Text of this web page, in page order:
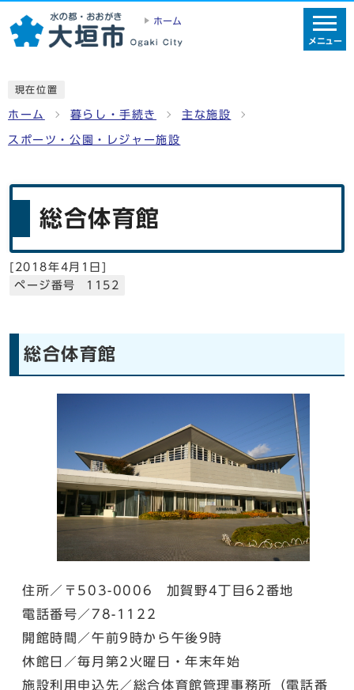
ホーム
メニュー
現在位置
ホーム 暮らし・手続き 主な施設
スポーツ・公園・レジャー施設
総合体育館
[ 2018年4月1日]
ページ番号 1152
総合体育館
住所／〒503-0006 加賀野4丁目62番地
電話番号／78-1122
開館時間／午前9時から午後9時
休館日／毎月第2火曜日・年末年始
施設利用申込先／総合体育館管理事務所（電話番